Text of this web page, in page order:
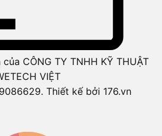
CÔNG TY TNHH KỸ THUẬT
VIỆT
Thiết kế bởi 176.vn